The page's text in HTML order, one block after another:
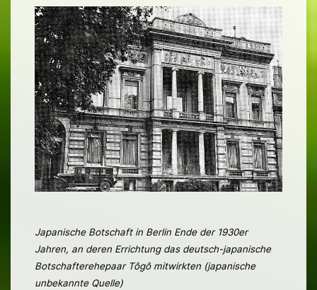
Japanische Botschaft in Berlin Ende der 1930er
Jahren, an deren Errichtung das deutsch-japanische
Botschafterehepaar Tôgô mitwirkten (japanische
unbekannte Quelle)